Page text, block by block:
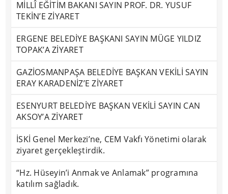
MİLLÎ EĞİTİM BAKANI SAYIN PROF. DR. YUSUF
TEKİN’E ZİYARET
ERGENE BELEDİYE BAŞKANI SAYIN MÜGE YILDIZ
TOPAK’A ZİYARET
GAZİOSMANPAŞA BELEDİYE BAŞKAN VEKİLİ SAYIN
ERAY KARADENİZ’E ZİYARET
ESENYURT BELEDİYE BAŞKAN VEKİLİ SAYIN CAN
AKSOY’A ZİYARET
İSKİ Genel Merkezi’ne, CEM Vakfı Yönetimi olarak
ziyaret gerçekleştirdik.
“Hz. Hüseyin’i Anmak ve Anlamak” programına
katılım sağladık.